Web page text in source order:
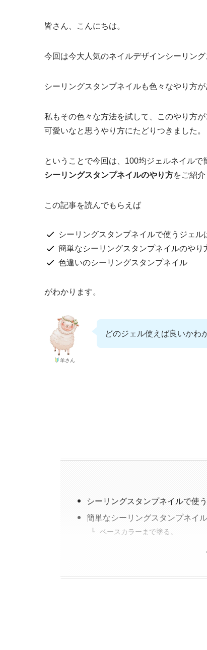
皆さん、こんにちは。
今回は今大人気のネイルデザインシーリン
シーリングスタンプネイルも色々なやり方が
私もその色々な方法を試して、このやり方
可愛いなと思うやり方にたどりつきました。
ということで今回は、100均ジェルネイルで
シーリングスタンプネイルのやり方をご紹介
この記事を読んでもらえば
シーリングスタンプネイルで使うジェル
簡単なシーリングスタンプネイルのやり
色違いのシーリングスタンプネイル
がわかります。
羊さん
どのジェル使えば良いかわ
シーリングスタンプネイルで使
簡単なシーリングスタンプネイ
ベースカラーまで塗る。